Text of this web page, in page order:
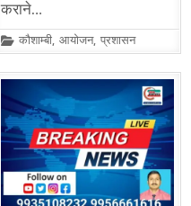
कराने…
Posted
in
कौशाम्बी,आयोजन,प्रशासन